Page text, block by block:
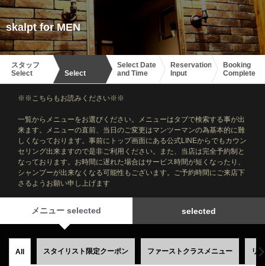
skalpt for MEN
スタッフ
Select
Select
Select Date
and Time
Reservation
Input
Booking
Complete
※※こちらもお読みください※※
一覧からメニューをお選びください。メニューはタブで検索する事が出
来ます。メニューの直前、当日のご変更はマンツーマンの為基本的に難
しくなっております。事前にトップ画面にある公式LINEからでもカウン
セリング出来ますので是非ご利用ください。また、当店は完全予約制と
なっております。お時間に遅れた場合はサービス時間が短くなったり、
シャンプーが出来なくなる可能性もございます。ご予約時間にご来店下
さるようお願い申し上げます
メニュー selected selected
All スタイリスト限定クーポン ファーストクラスメニュー リ